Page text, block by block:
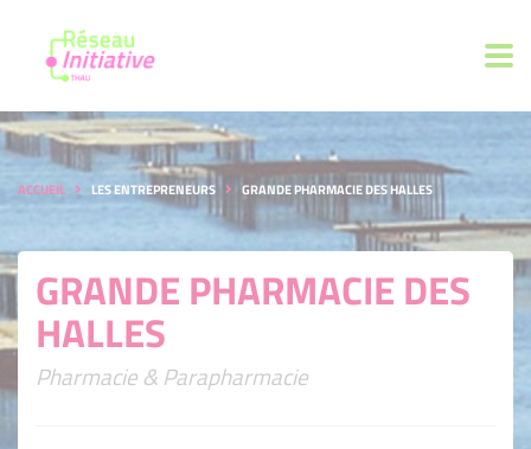
ACCUEIL LES ENTREPRENEURS GRANDE PHARMACIE DES HALLES
GRANDE PHARMACIE DES
HALLES
Pharmacie & Parapharmacie